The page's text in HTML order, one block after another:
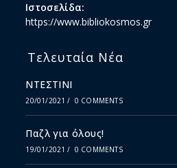
Ιστοσελίδα:
https://www.bibliokosmos.gr
Τελευταία Νέα
ΝΤΕΣΤΙΝΙ
20/01/2021 / 0 COMMENTS
Παζλ για όλους!
19/01/2021 / 0 COMMENTS